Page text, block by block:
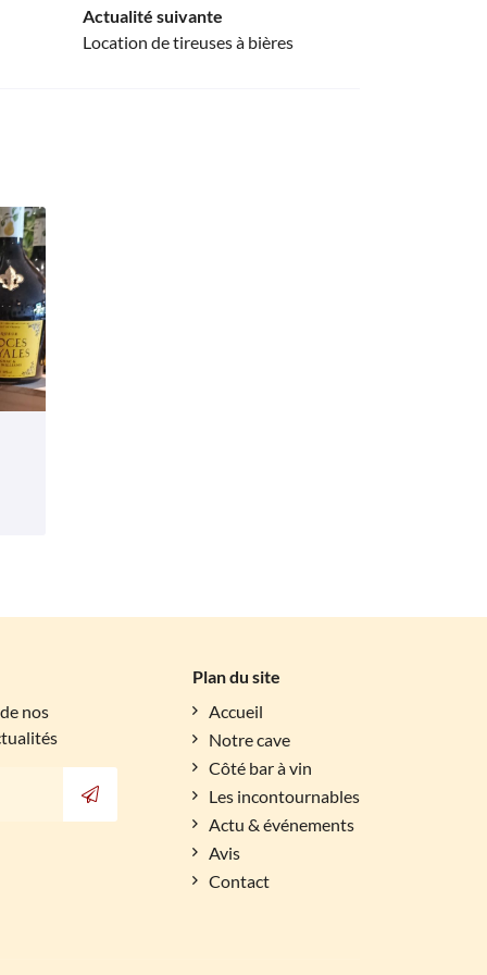
Actualité suivante
Location de tireuses à bières
nos
Plan du site
Accueil
Notre cave
Côté bar à vin
Les incontournables
Actu & événements
Avis
Contact